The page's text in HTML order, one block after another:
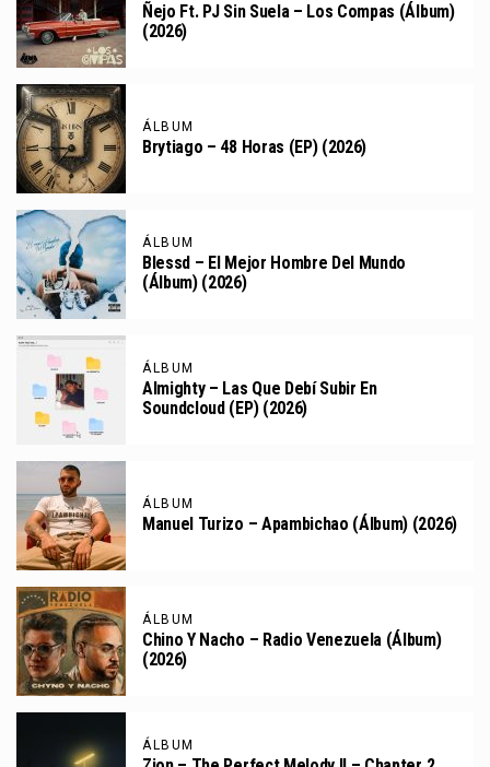
Ñejo Ft. PJ Sin Suela – Los Compas (Álbum)
(2026)
ÁLBUM
Brytiago – 48 Horas (EP) (2026)
ÁLBUM
Blessd – El Mejor Hombre Del Mundo
(Álbum) (2026)
ÁLBUM
Almighty – Las Que Debí Subir En
Soundcloud (EP) (2026)
ÁLBUM
Manuel Turizo – Apambichao (Álbum) (2026)
ÁLBUM
Chino Y Nacho – Radio Venezuela (Álbum)
(2026)
ÁLBUM